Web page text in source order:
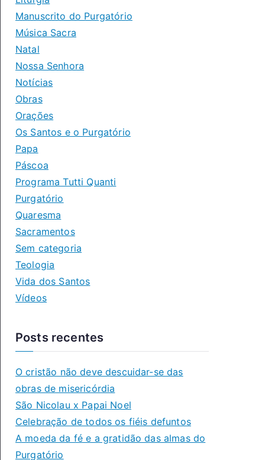
Manuscrito do Purgatório
Música Sacra
Natal
Nossa Senhora
Notícias
Obras
Orações
Os Santos e o Purgatório
Papa
Páscoa
Programa Tutti Quanti
Purgatório
Quaresma
Sacramentos
Sem categoria
Teologia
Vida dos Santos
Vídeos
Posts recentes
O cristão não deve descuidar-se das
obras de misericórdia
São Nicolau x Papai Noel
Celebração de todos os fiéis defuntos
A moeda da fé e a gratidão das almas do
Purgatório